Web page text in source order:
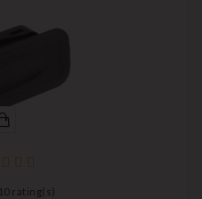
10rating(s)